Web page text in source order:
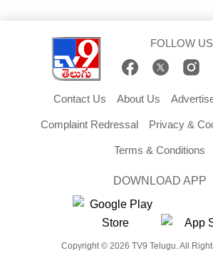
FOLLOW
Contact Us About Us
Complaint Redressal Privacy &
Terms & Conditions
DOWNLOAD APP
Copyright © 2026 TV9 Telugu. All